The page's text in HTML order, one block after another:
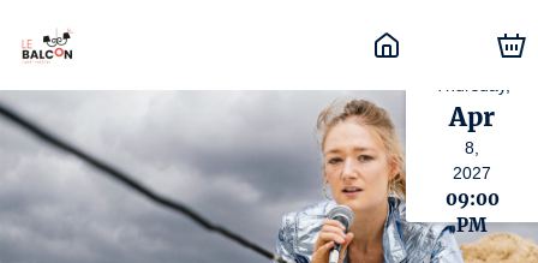
Apr
8,
2027
09:00
PM